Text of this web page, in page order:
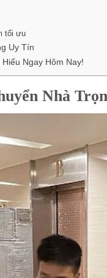
tối ưu
Uy Tín
Ngay Hôm Nay!
Nhà